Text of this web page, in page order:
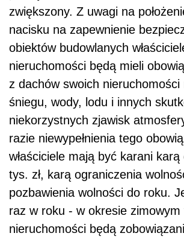
zwiększony. Z uwagi na
nacisku na zapewnienie
obiektów budowlanych
nieruchomości będą mieli
z dachów swoich nieruchomości
śniegu, wody, lodu i innych
niekorzystnych zjawisk
razie niewypełnienia tego
właściciele mają być karani
tys. zł, karą ograniczenia
pozbawienia wolności do roku.
raz w roku - w okresie zimowym
nieruchomości będą